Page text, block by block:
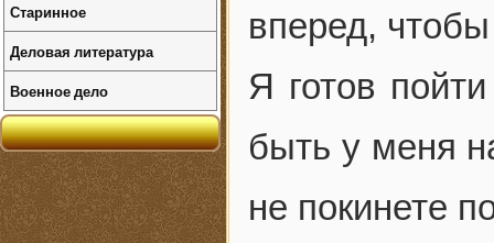
вперед,
Я готов
быть у меня
не покинете
Старинное
Деловая литература
Военное дело